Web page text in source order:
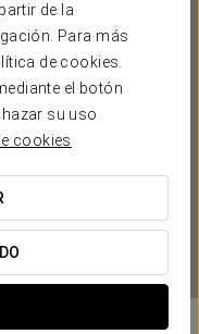
de la
Para más
de cookies.
el botón
su uso
cookies